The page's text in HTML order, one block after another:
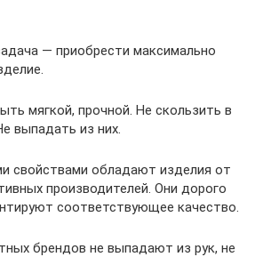
— приобрести максимально
мягкой, прочной. Не скользить в
выпадать из них.
свойствами обладают изделия от
производителей. Они дорого
соответствующее качество.
брендов не выпадают из рук, не